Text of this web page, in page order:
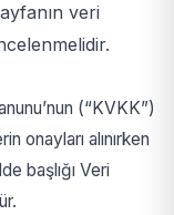
veri
(“KVKK”)
onayları alınırken
başlığı Veri